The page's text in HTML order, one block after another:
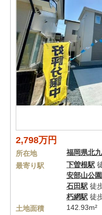
2,798万円
所在地 福岡県北
最寄り駅
下曽根駅
安部山公
石田駅 徒
朽網駅 徒
土地面積
142.93m²